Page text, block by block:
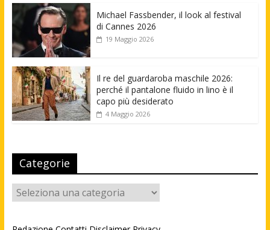
Michael Fassbender, il look al festival
di Cannes 2026
19 Maggio 2026
Il re del guardaroba maschile 2026:
perché il pantalone fluido in lino è il
capo più desiderato
4 Maggio 2026
Categorie
Categorie